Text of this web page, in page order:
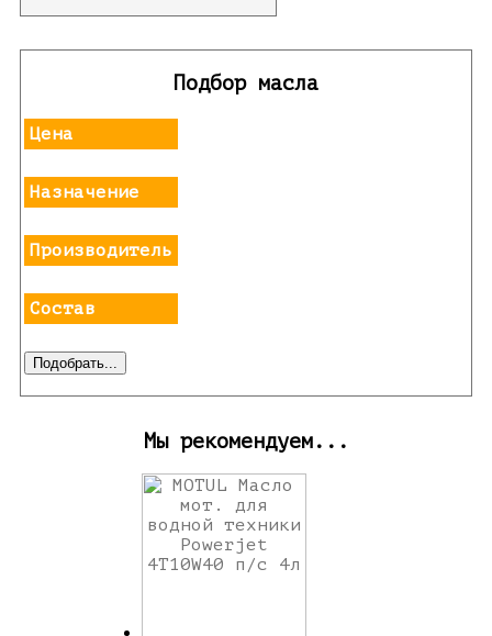
Подбор масла
Цена
Назначение
Производитель
Состав
Мы рекомендуем...